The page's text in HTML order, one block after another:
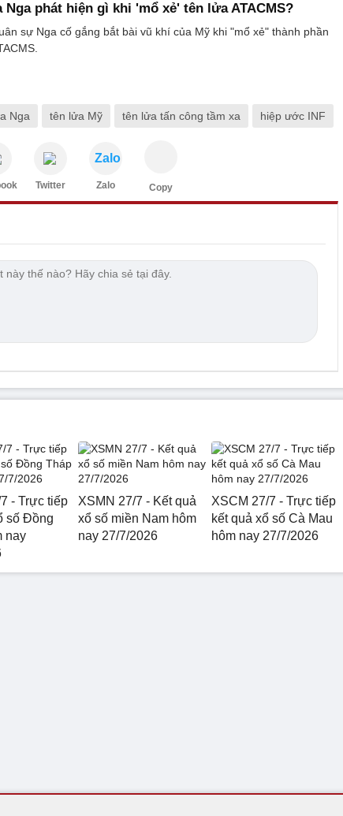
Nga phát hiện gì khi 'mổ xẻ' tên lửa ATACMS?
sự Nga cố gắng bắt bài vũ khí của Mỹ khi "mổ xẻ" thành phần
Nga tên lửa Mỹ tên lửa tấn công tầm xa hiệp ước INF
Twitter
Zalo
Zalo Copy
- Trực tiếp
số Đồng
nay
XSMN 27/7 - Kết quả
xổ số miền Nam hôm
nay 27/7/2026
XSCM 27/7 - Trực tiếp
kết quả xổ số Cà Mau
hôm nay 27/7/2026